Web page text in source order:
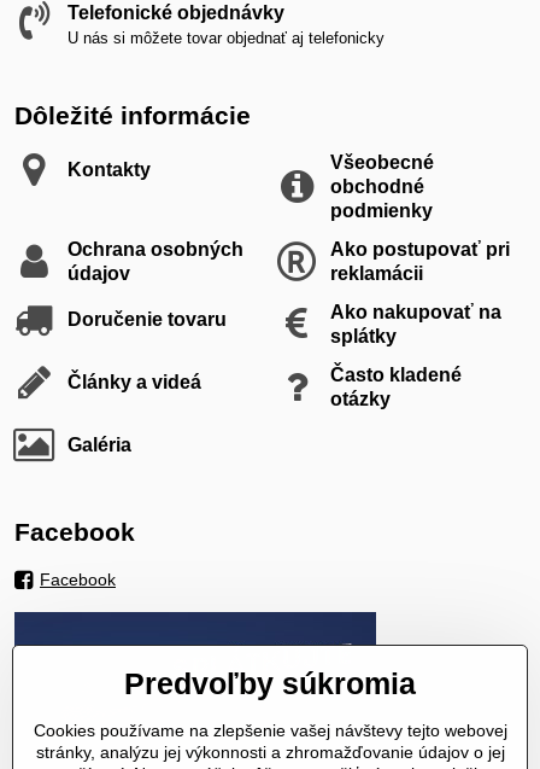
Telefonické objednávky
U nás si môžete tovar objednať aj telefonicky
Dôležité informácie
Kontakty
Všeobecné
obchodné
podmienky
Ochrana osobných
údajov
Ako postupovať pri
reklamácii
Doručenie tovaru
Ako nakupovať na
splátky
Články a videá
Často kladené
otázky
Galéria
Facebook
Facebook
Predvoľby súkromia
Cookies používame na zlepšenie vašej návštevy tejto webovej
stránky, analýzu jej výkonnosti a zhromažďovanie údajov o jej